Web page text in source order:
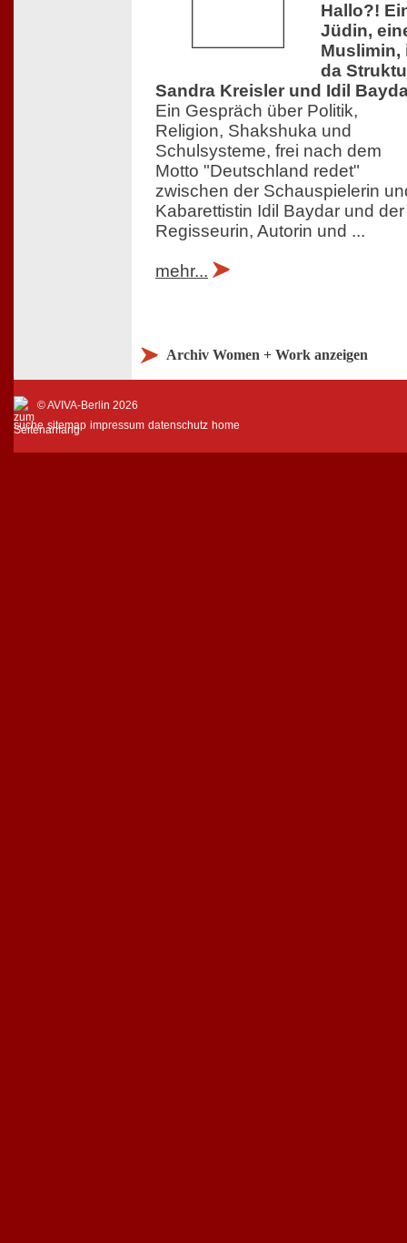
Hallo?!
Jüdin,
Muslimin,
da
Sandra Kreisler und Idil
Ein Gespräch über Politik,
Religion, Shakshuka und
Schulsysteme, frei nach dem
Motto "Deutschland redet"
zwischen der Schauspielerin
Kabarettistin Idil Baydar und der
Regisseurin, Autorin und ...
mehr...
Archiv Women + Work anzeigen
© AVIVA-Berlin 2026
suche sitemap impressum datenschutz home